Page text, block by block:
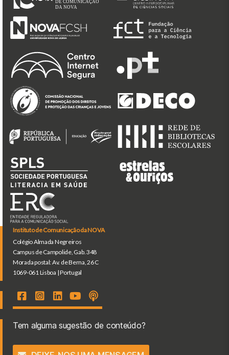
Instituto de Comunicação da NOVA
Colégio Almada Negreiros
Campus de Campolide, Gab. 348
Morada postal: Av. de Berna, 26 C
1069-061 Lisboa | Portugal
Tem alguma sugestão de conteúdo?